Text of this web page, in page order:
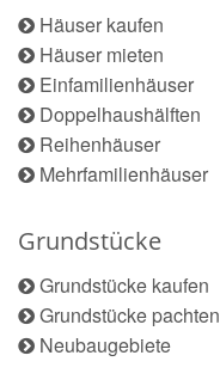
Häuser kaufen
Häuser mieten
Einfamilienhäuser
Doppelhaushälften
Reihenhäuser
Mehrfamilienhäuser
Grundstücke
Grundstücke kaufen
Grundstücke pachten
Neubaugebiete